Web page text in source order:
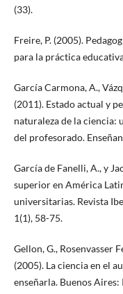
(33).
Freire, P. (2005).
para la práctica
García Carmona, A.,
(2011). Estado actual y
naturaleza de la ciencia:
del profesorado.
García de Fanelli, A., y
superior en América
universitarias. Revista
1(1), 58-75.
Gellon, G., Rosenvasser
(2005). La ciencia en el
enseñarla. Buenos Aires: